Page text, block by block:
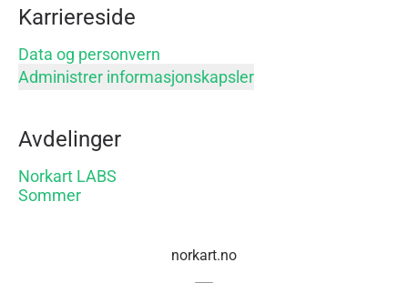
Karriereside
Data og personvern
Administrer informasjonskapsler
Avdelinger
Norkart LABS
Sommer
norkart.no